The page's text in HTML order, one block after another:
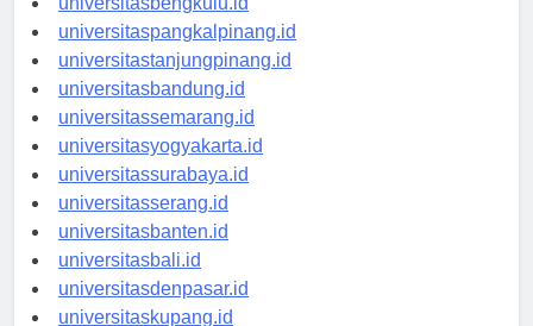
universitasbengkulu.id
universitaspangkalpinang.id
universitastanjungpinang.id
universitasbandung.id
universitassemarang.id
universitasyogyakarta.id
universitassurabaya.id
universitasserang.id
universitasbanten.id
universitasbali.id
universitasdenpasar.id